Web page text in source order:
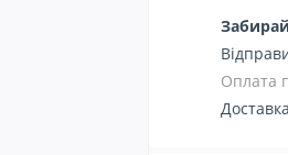
Оплата